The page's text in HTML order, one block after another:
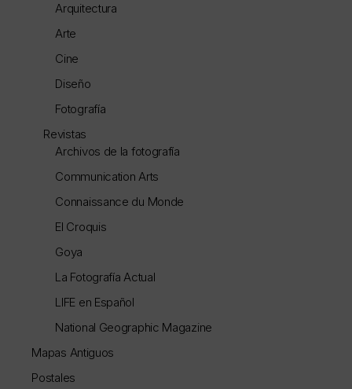
Arquitectura
Arte
Cine
Diseño
Fotografía
Revistas
Archivos de la fotografía
Communication Arts
Connaissance du Monde
El Croquis
Goya
La Fotografía Actual
LIFE en Español
National Geographic Magazine
Mapas Antiguos
Postales